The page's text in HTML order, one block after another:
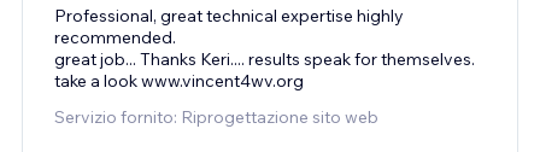
Professional, great technical expertise highly
recommended.
great job... Thanks Keri.... results speak for themselves.
take a look www.vincent4wv.org
Servizio fornito: Riprogettazione sito web